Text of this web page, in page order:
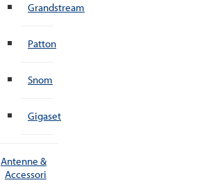
Grandstream
Patton
Snom
Gigaset
Antenne &
Accessori